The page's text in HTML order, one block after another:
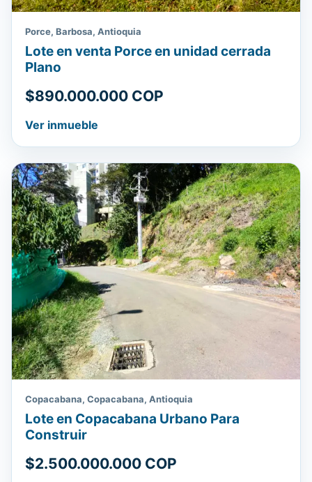
Porce, Barbosa, Antioquia
Lote en venta Porce en unidad cerrada
Plano
$890.000.000 COP
Ver inmueble
Copacabana, Copacabana, Antioquia
Lote en Copacabana Urbano Para
Construir
$2.500.000.000 COP